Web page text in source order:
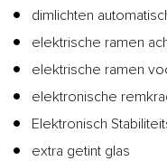
dimlichten
elektrische ramen
elektrische ramen
elektronische
Elektronisch
extra getint glas